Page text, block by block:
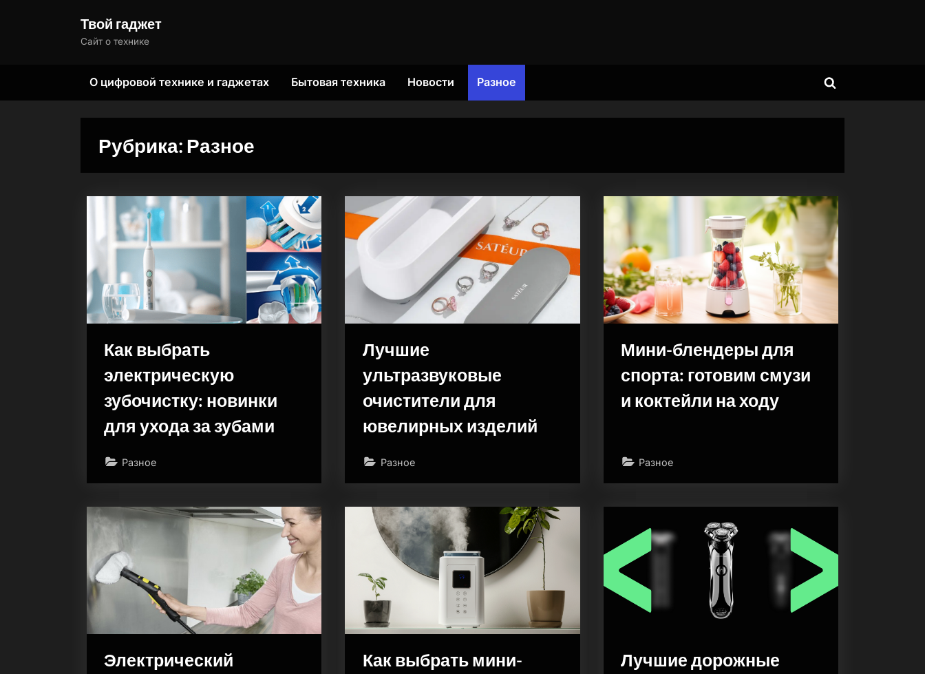
Твой гаджет
Сайт о технике
О цифровой технике и гаджетах Бытовая техника Новости Разное
Toggle
Рубрика: Разное
Как выбрать
электрическую
зубочистку: новинки
для ухода за зубами
Разное
Лучшие
ультразвуковые
очистители для
ювелирных изделий
Разное
Мини-блендеры для
спорта: готовим смузи
и коктейли на ходу
Разное
Электрический
Как выбрать мини-
Лучшие дорожные